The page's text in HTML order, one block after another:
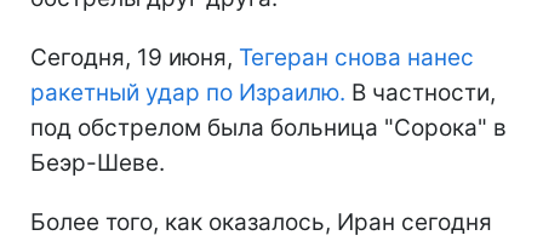
Сегодня, 19 июня, Тегеран снова нанес
ракетный удар по Израилю. В частности,
под обстрелом была больница "Сорока" в
Беэр-Шеве.
Более того, как оказалось, Иран сегодня